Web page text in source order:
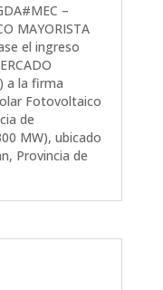
–
MAYORISTA
el ingreso
a la firma
Fotovoltaico
de
MW), ubicado
Provincia de